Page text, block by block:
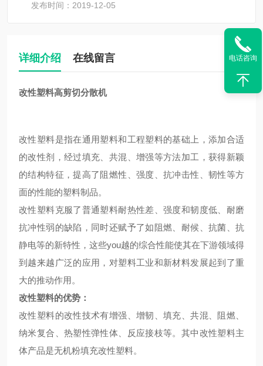
发布时间：2019-12-05
详细介绍 在线留言
改性塑料高剪切分散机
改性塑料是指在通用塑料和工程塑料的基础上，添加合适
的改性剂，经过填充、共混、增强等方法加工，获得新颖
的结构特征，提高了阻燃性、强度、抗冲击性、韧性等方
面的性能的塑料制品。
改性塑料克服了普通塑料耐热性差、强度和韧度低、耐磨
抗冲性弱的缺陷，同时还赋予了如阻燃、耐候、抗菌、抗
静电等的新特性，这些you越的综合性能使其在下游领域得
到越来越广泛的应用，对塑料工业和新材料发展起到了重
大的推动作用。
改性塑料的优势：
改性塑料的改性技术有增强、增韧、填充、共混、阻燃、
纳米复合、热塑性弹性体、反应接枝等。其中改性塑料主
体产品是无机粉填充改性塑料。
电话咨询